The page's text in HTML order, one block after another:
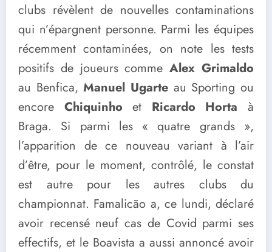
clubs révèlent de nouvelles contaminations
qui n’épargnent personne. Parmi les équipes
récemment contaminées, on note les tests
positifs de joueurs commeAlex Grimaldo
au Benfica,Manuel Ugarte au Sporting ou
encore Chiquinho et Ricardo Horta à
Braga. Si parmi les « quatre grands »,
l’apparition de ce nouveau variant à l’air
d’être, pour le moment, contrôlé, le constat
est autre pour les autres clubs du
championnat. Famalicão a, ce lundi, déclaré
avoir recensé neuf cas de Covid parmi ses
effectifs, et le Boavista a aussi annoncé avoir